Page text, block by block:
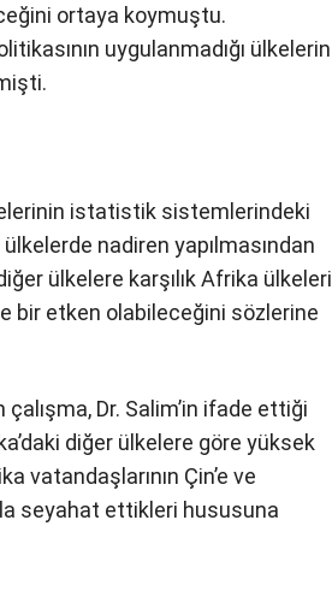
ortaya koymuştu.
uygulanmadığı ülkelerin
istatistik sistemlerindeki
nadiren yapılmasından
ülkelere karşılık Afrika ülkeleri
bir etken olabileceğini sözlerine
Dr. Salim’in ifade ettiği
diğer ülkelere göre yüksek
vatandaşlarının Çin’e ve
seyahat ettikleri hususuna